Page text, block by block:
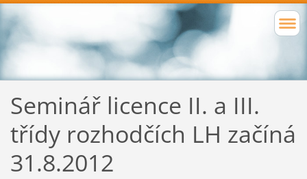
Seminář licence II. a III.
třídy rozhodčích LH začíná
31.8.2012